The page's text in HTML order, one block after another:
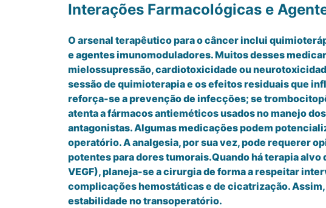
Interações Farmacológicas e
O arsenal terapêutico para o câncer inclui
e agentes imunomoduladores. Muitos desses
mielossupressão, cardiotoxicidade ou
sessão de quimioterapia e os efeitos residuais que
reforça-se a prevenção de infecções; se
atenta a fármacos antieméticos usados no manejo
antagonistas. Algumas medicações podem
operatório. A analgesia, por sua vez, pode requerer
potentes para dores tumorais.Quando há terapia
VEGF), planeja-se a cirurgia de forma a respeitar
complicações hemostáticas e de cicatrização.
estabilidade no transoperatório.